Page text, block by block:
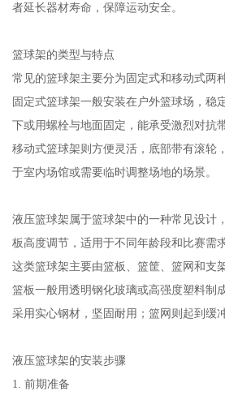
者延长器材寿命，保障运动安全。
篮球架的类型与特点
常见的篮球架主要分为固定式和移动式两种
固定式篮球架一般安装在户外篮球场，稳
下或用螺栓与地面固定，能承受激烈对抗
移动式篮球架则方便灵活，底部带有滚轮
于室内场馆或需要临时调整场地的场景。
液压篮球架属于篮球架中的一种常见设计
板高度调节，适用于不同年龄段和比赛需求
这类篮球架主要由篮板、篮筐、篮网和支
篮板一般用透明钢化玻璃或高强度塑料制
采用实心钢材，坚固耐用；篮网则起到缓
液压篮球架的安装步骤
1. 前期准备